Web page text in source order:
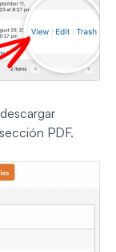
PDF.